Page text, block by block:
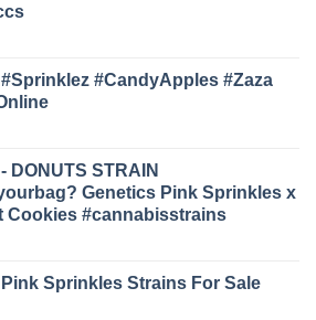
#CandyApples #Zaza
DONUTS STRAIN
Genetics Pink Sprinkles x
Cookies #cannabisstrains
Sprinkles Strains For Sale